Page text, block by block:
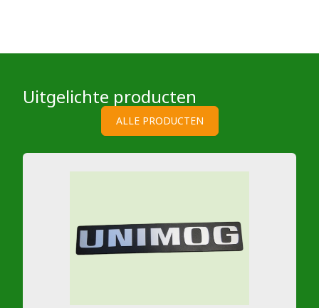
Uitgelichte producten
ALLE PRODUCTEN